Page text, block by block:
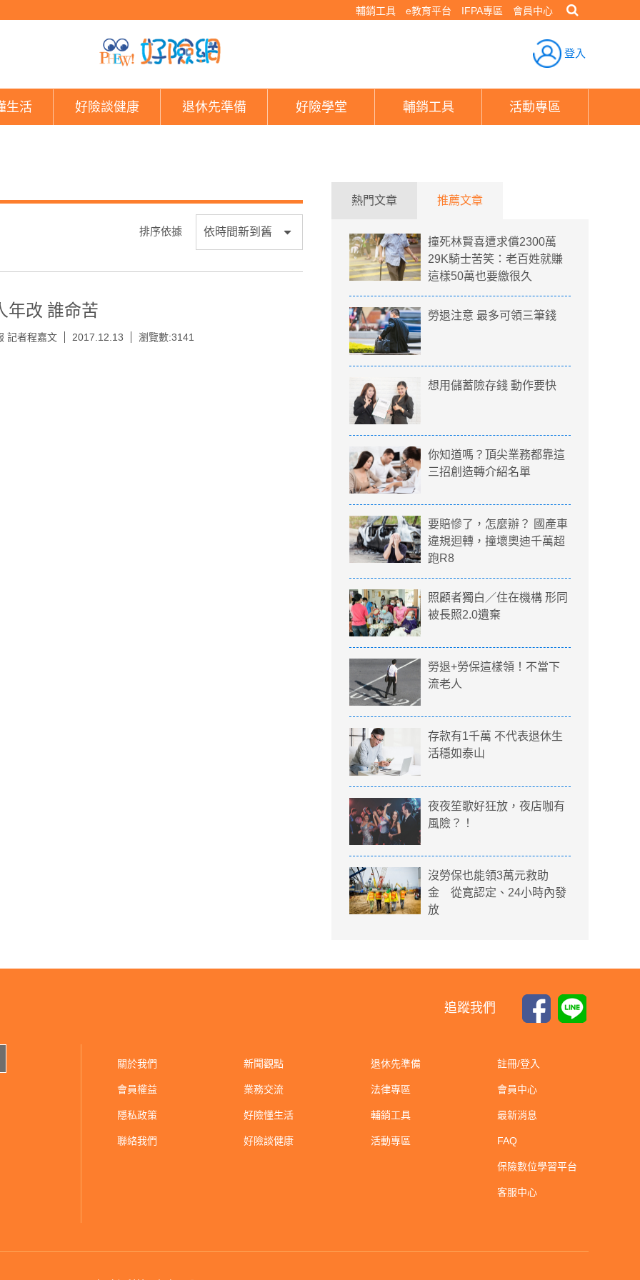
輔銷工具 e教育平台 IFPA專區 會員中心
登入
生活 好險談健康 退休先準備 好險學堂 輔銷工具 活動專區
排序依據
年改 誰命苦
記者程嘉文 2017.12.13 瀏覽數:3141
熱門文章 推薦文章
撞死林賢喜遭求償2300萬
29K騎士苦笑：老百姓就賺
這樣50萬也要繳很久
勞退注意 最多可領三筆錢
想用儲蓄險存錢 動作要快
你知道嗎？頂尖業務都靠這
三招創造轉介紹名單
要賠慘了，怎麼辦？ 國產車
違規迴轉，撞壞奧迪千萬超
跑R8
照顧者獨白／住在機構 形同
被長照2.0遺棄
勞退+勞保這樣領！不當下
流老人
存款有1千萬 不代表退休生
活穩如泰山
夜夜笙歌好狂放，夜店咖有
風險？！
沒勞保也能領3萬元救助
金 從寛認定、24小時內發
放
追蹤我們
關於我們
會員權益
隱私政策
聯絡我們
新聞觀點
業務交流
好險懂生活
好險談健康
退休先準備
法律專區
輔銷工具
活動專區
註冊/登入
會員中心
最新消息
FAQ
保險數位學習平台
客服中心